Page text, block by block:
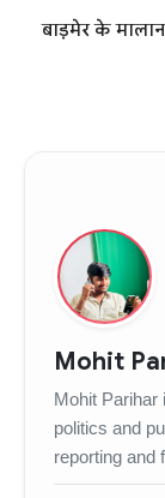
बाड़मेर के
Mohit
Mohit Parihar
politics and
reporting and